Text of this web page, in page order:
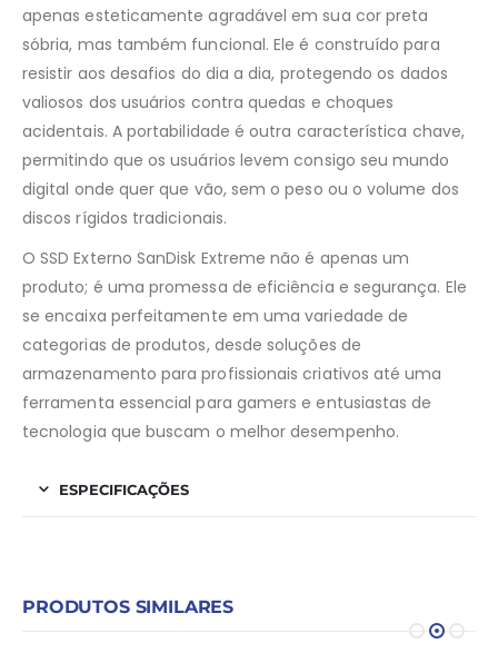
apenas esteticamente agradável em sua cor preta
sóbria, mas também funcional. Ele é construído para
resistir aos desafios do dia a dia, protegendo os dados
valiosos dos usuários contra quedas e choques
acidentais. A portabilidade é outra característica chave,
permitindo que os usuários levem consigo seu mundo
digital onde quer que vão, sem o peso ou o volume dos
discos rígidos tradicionais.
O SSD Externo SanDisk Extreme não é apenas um
produto; é uma promessa de eficiência e segurança. Ele
se encaixa perfeitamente em uma variedade de
categorias de produtos, desde soluções de
armazenamento para profissionais criativos até uma
ferramenta essencial para gamers e entusiastas de
tecnologia que buscam o melhor desempenho.
ESPECIFICAÇÕES
PRODUTOS SIMILARES